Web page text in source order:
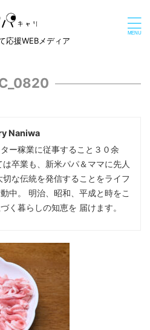
応援WEBメディア
Naniwa
ー稼業に従事すること３０余
卒業も、新米パパ＆ママに先人
切な伝統を発信することをライフ
中。 明治、昭和、平成と時をこ
く暮らしの知恵を 届けます。